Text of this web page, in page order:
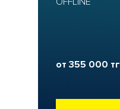
от 355 000 тг